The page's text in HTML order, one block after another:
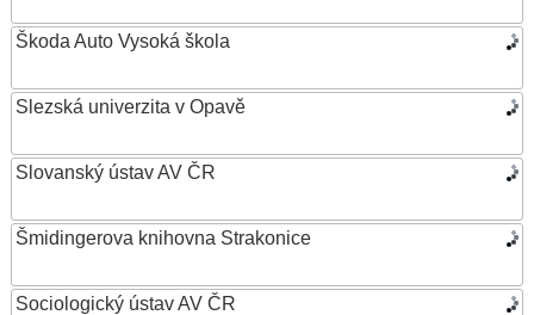
Škoda Auto Vysoká škola
Slezská univerzita v Opavě
Slovanský ústav AV ČR
Šmidingerova knihovna Strakonice
Sociologický ústav AV ČR